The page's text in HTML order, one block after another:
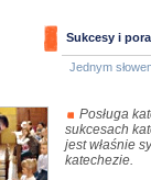
Sukcesy i
Jednym
Posługa
sukcesach
jest właśnie
katechezie.